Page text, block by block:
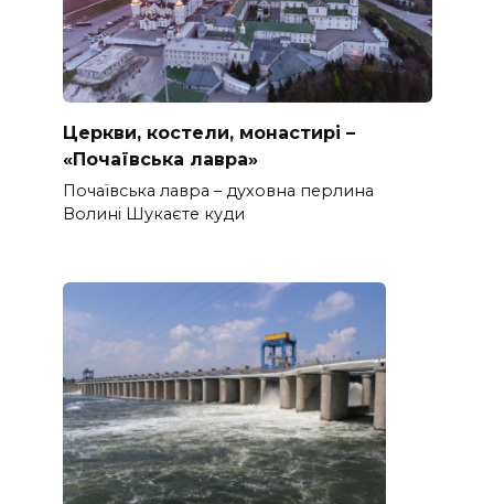
Церкви, костели, монастирі –
«Почаївська лавра»
Почаївська лавра – духовна перлина
Волині Шукаєте куди